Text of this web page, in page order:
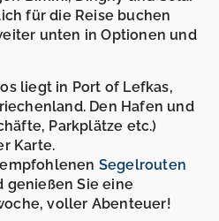
für die Reise buchen
unten in Optionen und
liegt in Port of Lefkas,
Den Hafen und
Parkplätze etc.)
Karte.
Segelrouten
genießen Sie eine
voller Abenteuer!